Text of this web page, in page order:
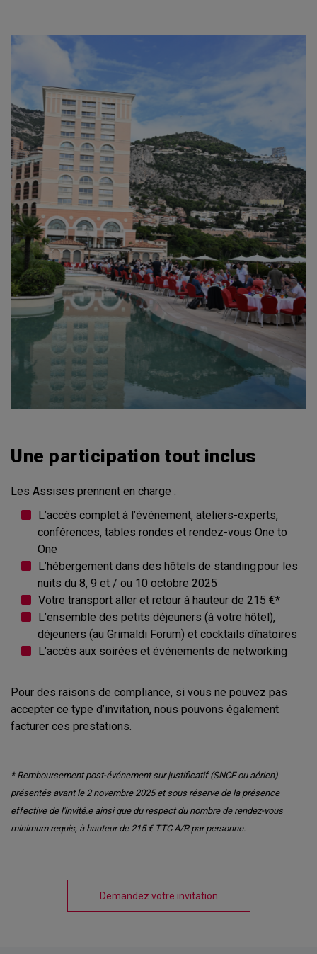
Une participation tout inclus
Les Assises prennent en charge :
L’accès complet à l’événement, ateliers-experts,
conférences, tables rondes et rendez-vous One to
One
L’hébergement dans des hôtels de standing pour les
nuits du 8, 9 et / ou 10 octobre 2025
Votre transport aller et retour à hauteur de 215 €*
L’ensemble des petits déjeuners (à votre hôtel),
déjeuners (au Grimaldi Forum) et cocktails dînatoires
L’accès aux soirées et événements de networking
Pour des raisons de compliance, si vous ne pouvez pas
accepter ce type d’invitation, nous pouvons également
facturer ces prestations.
* Remboursement post-événement sur justificatif (SNCF ou aérien)
présentés avant le 2 novembre 2025 et sous réserve de la présence
effective de l'invité.e ainsi que du respect du nombre de rendez-vous
minimum requis, à hauteur de 215 € TTC A/R par personne.
Demandez votre invitation